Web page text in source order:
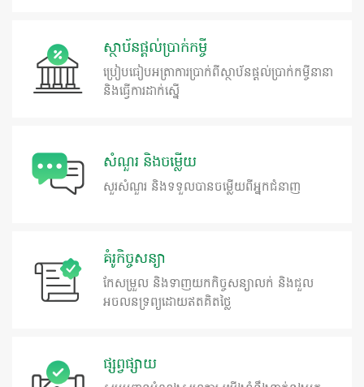
ស្ថាប័នផ្តល់ប្រាក់កម្ចី
ប្រៀបធៀបអត្រាការប្រាក់ពីស្ថាប័នផ្តល់ប្រាក់កម្ចីនានា
និងធ្វេីការដាក់ស្នេី
សំណួរ និងចម្លើយ
សួរសំណួរ និងទទួលបានចម្លេីយពីអ្នកជំនាញ
គំរូកិច្ចសន្យា
កែសម្រួល និងទាញយកកិច្ចសន្យាលក់ និងជួល
អចលនទ្រព្យដោយឥតគិតថ្លៃ
ផ្សព្វផ្សាយ